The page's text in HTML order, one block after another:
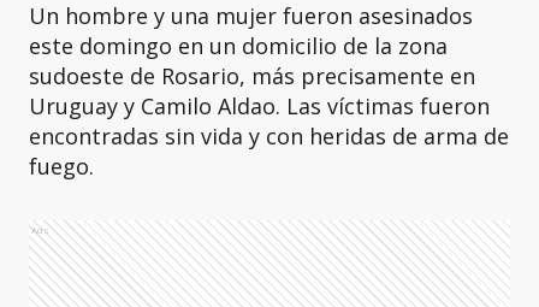
Un hombre y una mujer fueron asesinados
este domingo en un domicilio de la zona
sudoeste de Rosario, más precisamente en
Uruguay y Camilo Aldao. Las víctimas fueron
encontradas sin vida y con heridas de arma de
fuego.
Ads